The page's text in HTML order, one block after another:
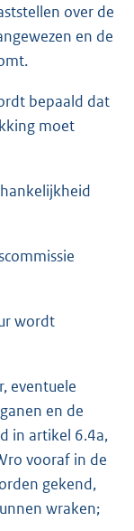
over de
en de
bepaald dat
moet
wordt
eventuele
en de
in artikel 6.4a,
vooraf in de
gekend,
wraken;